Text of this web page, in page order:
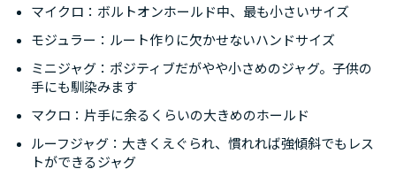
マイクロ：ボルトオンホールド中、最も小さいサイズ
モジュラー：ルート作りに欠かせないハンドサイズ
ミニジャグ：ポジティブだがやや小さめのジャグ。子供の
手にも馴染みます
マクロ：片手に余るくらいの大きめのホールド
ルーフジャグ：大きくえぐられ、慣れれば強傾斜でもレス
トができるジャグ